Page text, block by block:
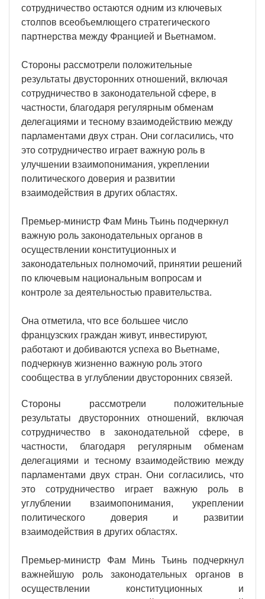
сотрудничество остаются одним из ключевых
столпов всеобъемлющего стратегического
партнерства между Францией и Вьетнамом.
Стороны рассмотрели положительные
результаты двусторонних отношений, включая
сотрудничество в законодательной сфере, в
частности, благодаря регулярным обменам
делегациями и тесному взаимодействию между
парламентами двух стран. Они согласились, что
это сотрудничество играет важную роль в
улучшении взаимопонимания, укреплении
политического доверия и развитии
взаимодействия в других областях.
Премьер-министр Фам Минь Тьинь подчеркнул
важную роль законодательных органов в
осуществлении конституционных и
законодательных полномочий, принятии решений
по ключевым национальным вопросам и
контроле за деятельностью правительства.
Она отметила, что все большее число
французских граждан живут, инвестируют,
работают и добиваются успеха во Вьетнаме,
подчеркнув жизненно важную роль этого
сообщества в углублении двусторонних связей.
Стороны рассмотрели положительные
результаты двусторонних отношений, включая
сотрудничество в законодательной сфере, в
частности, благодаря регулярным обменам
делегациями и тесному взаимодействию между
парламентами двух стран. Они согласились, что
это сотрудничество играет важную роль в
углублении взаимопонимания, укреплении
политического доверия и развитии
взаимодействия в других областях.
Премьер-министр Фам Минь Тьинь подчеркнул
важнейшую роль законодательных органов в
осуществлении конституционных и